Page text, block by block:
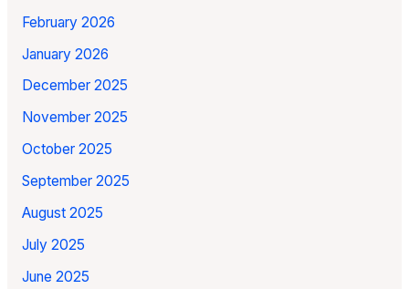
February 2026
January 2026
December 2025
November 2025
October 2025
September 2025
August 2025
July 2025
June 2025